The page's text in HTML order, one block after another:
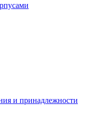
и принадлежности